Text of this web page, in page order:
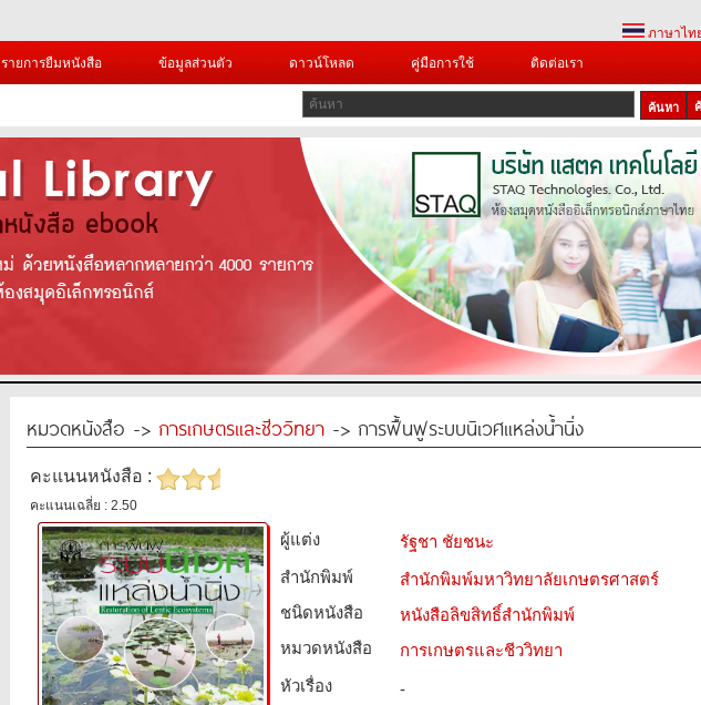
ภาษาไท
รายการยืมหนังสือ ข้อมูลส่วนตัว ดาวน์โหลด คู่มือการใช้ ติดต่อเรา
หมวดหนังสือ -> การเกษตรและชีววิทยา -> การฟื้นฟูระบบนิเวศแหล่งน้ำนิ่ง
คะแนนหนังสือ :
คะแนนเฉลี่ย : 2.50
ผู้แต่ง
รัฐชา ชัยชนะ
สำนักพิมพ์
สำนักพิมพ์มหาวิทยาลัยเกษตรศาสตร์
ชนิดหนังสือ­
หนังสือลิขสิทธิ์สำนักพิมพ์
หมวดหนังสือ­
การเกษตรและชีววิทยา
หัวเรื่อง
-